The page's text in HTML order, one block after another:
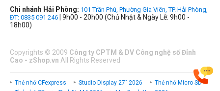
Chi nhánh Hải Phòng: 101 Trần Phú, Phường Gia Viên, TP. Hải Phòng,
ĐT: 0835 091 246 | 9h00 - 20h00 (Chủ Nhật & Ngày Lễ: 9h00 -
18h00)
Copyrights © 2009 Công ty CPTM & DV Công nghệ số Đỉnh
Cao - zShop.vn All Rights Reserved
Thẻ nhớ CFexpress Studio Display 27" 2026
Thẻ nhớ Micro SD